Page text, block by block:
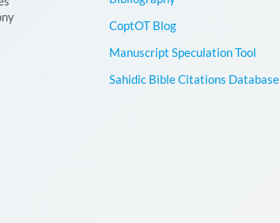
CoptOT Blog
Manuscript Speculation Tool
Sahidic Bible Citations Database